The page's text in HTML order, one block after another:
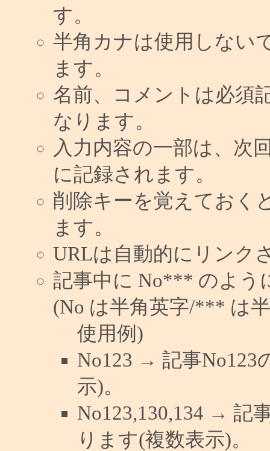
す。
半角カナは使用しない
ます。
名前、コメントは必須
なります。
入力内容の一部は、次
に記録されます。
削除キーを覚えておく
ます。
URLは自動的にリンク
記事中に No*** のよう
(No は半角英字/*** は
使用例)
No123 → 記事No123
示)。
No123,130,134 → 記
ります(複数表示)。